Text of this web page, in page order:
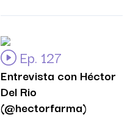
Ep. 127
Entrevista con Héctor
Del Rio
(@hectorfarma)